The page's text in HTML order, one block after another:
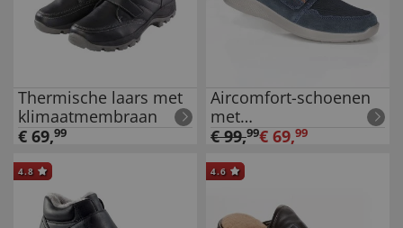
Thermische laars met
klimaatmembraan
€ 69,99
Aircomfort-schoenen
met
klittenbandsluiting
€99,99€ 69,99
4.8 4.6